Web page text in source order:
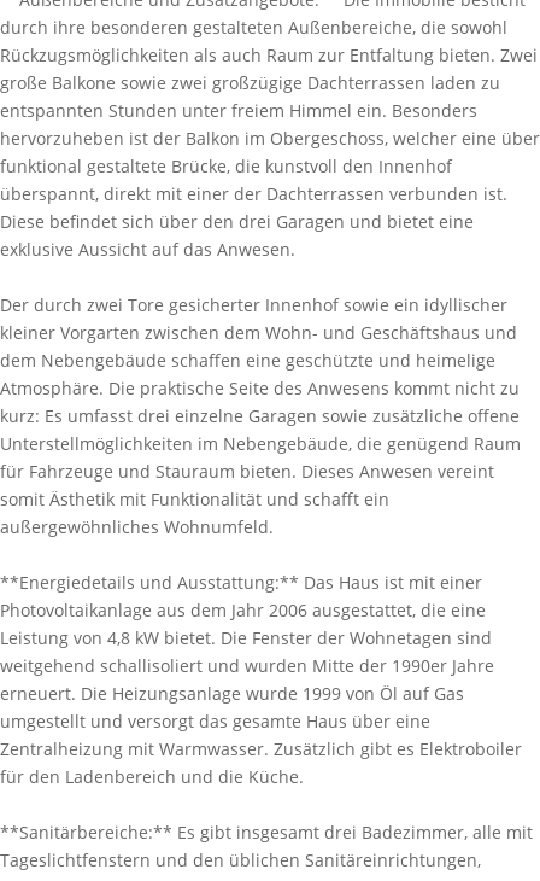
durch ihre besonderen gestalteten Außenbereiche, die sowohl
Rückzugsmöglichkeiten als auch Raum zur Entfaltung bieten. Zwei
große Balkone sowie zwei großzügige Dachterrassen laden zu
entspannten Stunden unter freiem Himmel ein. Besonders
hervorzuheben ist der Balkon im Obergeschoss, welcher eine über
funktional gestaltete Brücke, die kunstvoll den Innenhof
überspannt, direkt mit einer der Dachterrassen verbunden ist.
Diese befindet sich über den drei Garagen und bietet eine
exklusive Aussicht auf das Anwesen.
Der durch zwei Tore gesicherter Innenhof sowie ein idyllischer
kleiner Vorgarten zwischen dem Wohn- und Geschäftshaus und
dem Nebengebäude schaffen eine geschützte und heimelige
Atmosphäre. Die praktische Seite des Anwesens kommt nicht zu
kurz: Es umfasst drei einzelne Garagen sowie zusätzliche offene
Unterstellmöglichkeiten im Nebengebäude, die genügend Raum
für Fahrzeuge und Stauraum bieten. Dieses Anwesen vereint
somit Ästhetik mit Funktionalität und schafft ein
außergewöhnliches Wohnumfeld.
**Energiedetails und Ausstattung:** Das Haus ist mit einer
Photovoltaikanlage aus dem Jahr 2006 ausgestattet, die eine
Leistung von 4,8 kW bietet. Die Fenster der Wohnetagen sind
weitgehend schallisoliert und wurden Mitte der 1990er Jahre
erneuert. Die Heizungsanlage wurde 1999 von Öl auf Gas
umgestellt und versorgt das gesamte Haus über eine
Zentralheizung mit Warmwasser. Zusätzlich gibt es Elektroboiler
für den Ladenbereich und die Küche.
**Sanitärbereiche:** Es gibt insgesamt drei Badezimmer, alle mit
Tageslichtfenstern und den üblichen Sanitäreinrichtungen,